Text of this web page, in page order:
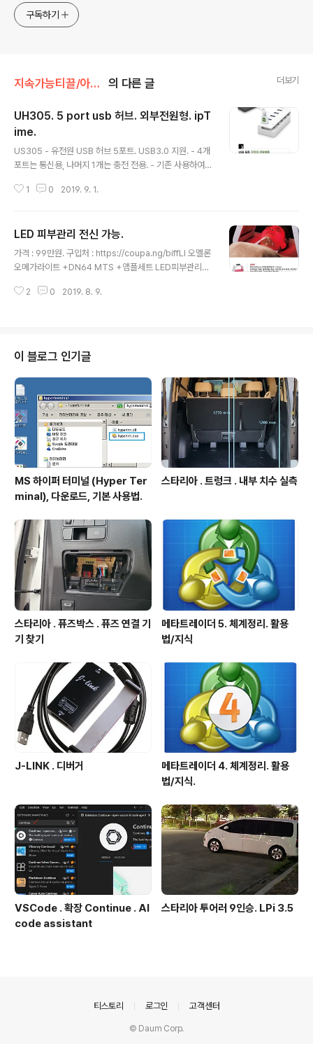
구독하기
지속가능티끌/아이템 의 다른 글 더보기
UH305. 5 port usb 허브. 외부전원형. ipT
ime.
US305 - 유전원 USB 허브 5포트. USB3.0 지원. - 4개
포트는 통신용, 나머지 1개는 충전 전용. - 기존 사용하여
면서 아담한 사이즈 장점. 구입처 : https://coupa.ng/bi
전원 허브. UH308. 8 port usb 허브. 외부전원형. ipTi
me. 모델 : UH308 - 8 port usb hub. usb3.0 4개, 2.
0 3개, 전원출력만 1개. - 1개는 전원 출력만 되므로 실제
- 판매처 : https://..
1 0 2019. 9. 1.
LED 피부관리 전신 가능.
가격 : 99만원. 구입처 : https://coupa.ng/biffLI 오멜론
오메가라이트 +DN64 MTS +앰플세트 LED피부관리기
------------------------------------- 가격 : 39만
본 글 단축주소 : https://igotit.tistory.com/
2 0 2019. 8. 9.
이 블로그 인기글
MS 하이퍼 터미널 (Hyper Ter
minal), 다운로드, 기본 사용법.
스타리아 . 트렁크 . 내부 치수 실측
스타리아 . 퓨즈박스 . 퓨즈 연결 기
기 찾기
메타트레이더 5. 체계정리. 활용
법/지식
J-LINK . 디버거
메타트레이더 4. 체계정리. 활용
법/지식.
VSCode . 확장 Continue . AI
code assistant
스타리아 투어러 9인승. LPi 3.5
티스토리 로그인 고객센터
© Daum Corp.